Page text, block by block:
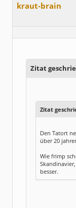
kraut-brain
Zitat
Zitat
Den Tatort
über 20
Wie frimp
besser.